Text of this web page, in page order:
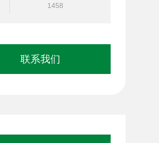
1458
联系我们